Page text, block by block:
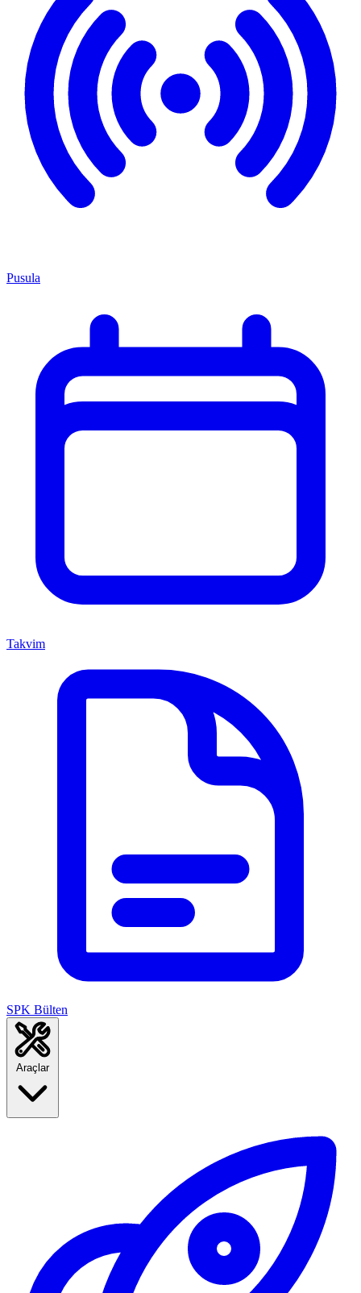
Pusula
Takvim
SPK Bülten
Araçlar